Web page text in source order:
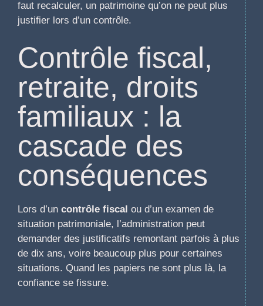
faut recalculer, un patrimoine qu’on ne peut plus
justifier lors d’un contrôle.
Contrôle fiscal,
retraite, droits
familiaux : la
cascade des
conséquences
Lors d’un contrôle fiscal ou d’un examen de
situation patrimoniale, l’administration peut
demander des justificatifs remontant parfois à plus
de dix ans, voire beaucoup plus pour certaines
situations. Quand les papiers ne sont plus là, la
confiance se fissure.